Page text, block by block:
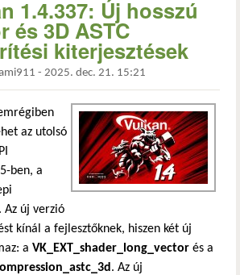
1.4.337: Új hosszú
és 3D ASTC
kiterjesztések
- 2025. dec. 21. 15:21
az utolsó
ben, a
Az új verzió
kínál a fejlesztőknek, hiszen két új
a VK_EXT_shader_long_vector és a
. Az új